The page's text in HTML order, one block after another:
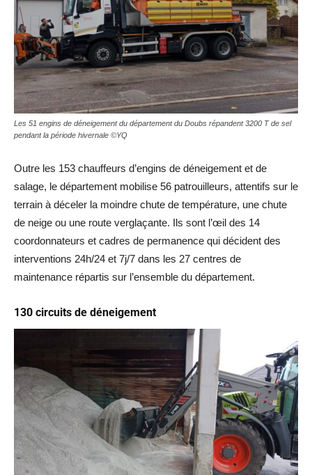
Les 51 engins de déneigement du département du Doubs répandent 3200 T de sel
pendant la période hivernale ©YQ
Outre les 153 chauffeurs d’engins de déneigement et de
salage, le département mobilise 56 patrouilleurs, attentifs sur le
terrain à déceler la moindre chute de température, une chute
de neige ou une route verglaçante. Ils sont l’œil des 14
coordonnateurs et cadres de permanence qui décident des
interventions 24h/24 et 7j/7 dans les 27 centres de
maintenance répartis sur l’ensemble du département.
130 circuits de déneigement